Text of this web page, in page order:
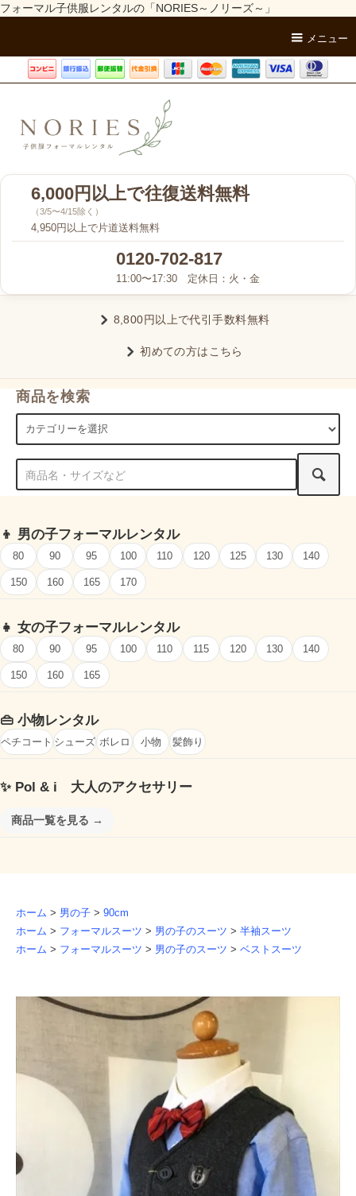
フォーマル子供服レンタルの「NORIES～ノリーズ～」
メニュー
6,000円以上で往復送料無料
（3/5〜4/15除く）
4,950円以上で片道送料無料
0120-702-817
11:00〜17:30 定休日：火・金
8,800円以上で代引手数料無料
初めての方はこちら
商品を検索
👦 男の子フォーマルレンタル
80 90 95 100 110 120 125 130 140
150 160 165 170
👧 女の子フォーマルレンタル
80 90 95 100 110 115 120 130 140
150 160 165
👜 小物レンタル
ペチコートシューズ ボレロ 小物 髪飾り
✨ Pol & i 大人のアクセサリー
商品一覧を見る →
ホーム > 男の子 > 90cm
ホーム > フォーマルスーツ > 男の子のスーツ > 半袖スーツ
ホーム > フォーマルスーツ > 男の子のスーツ > ベストスーツ